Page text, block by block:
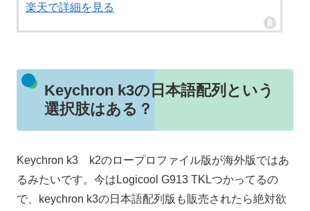
楽天で詳細を見る
Keychron k3の日本語配列という
選択肢はある？
Keychron k3 k2のロープロファイル版が海外版ではあ
るみたいです。今はLogicool G913 TKLつかってるの
で、keychron k3の日本語配列版も販売されたら絶対欲